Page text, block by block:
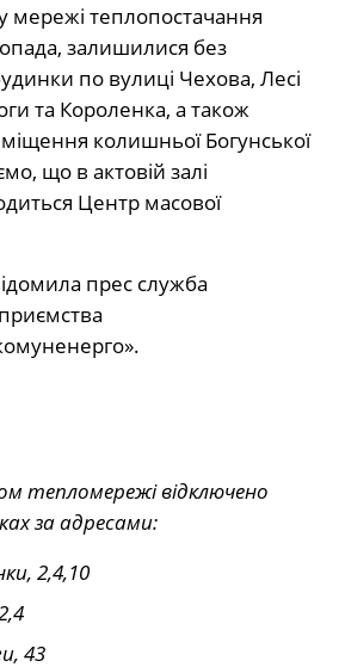
мережі теплопостачання
залишилися без
по вулиці Чехова, Лесі
та Короленка, а також
колишньої Богунської
що в актовій залі
Центр масової
прес служба
тепломережі відключено
за адресами:
2,4,10
43